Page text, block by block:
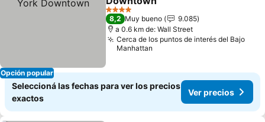
Opción popular
Ver precios
4 Estrellas
8,2 Muy bueno
9.085
a 0.6 km de: Wall Street
Cerca de los puntos de interés del Bajo
Manhattan
Seleccioná las fechas para ver los precios
exactos
Ver precios